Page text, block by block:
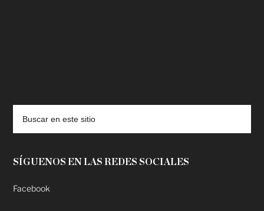
SÍGUENOS EN LAS REDES SOCIALES
Facebook